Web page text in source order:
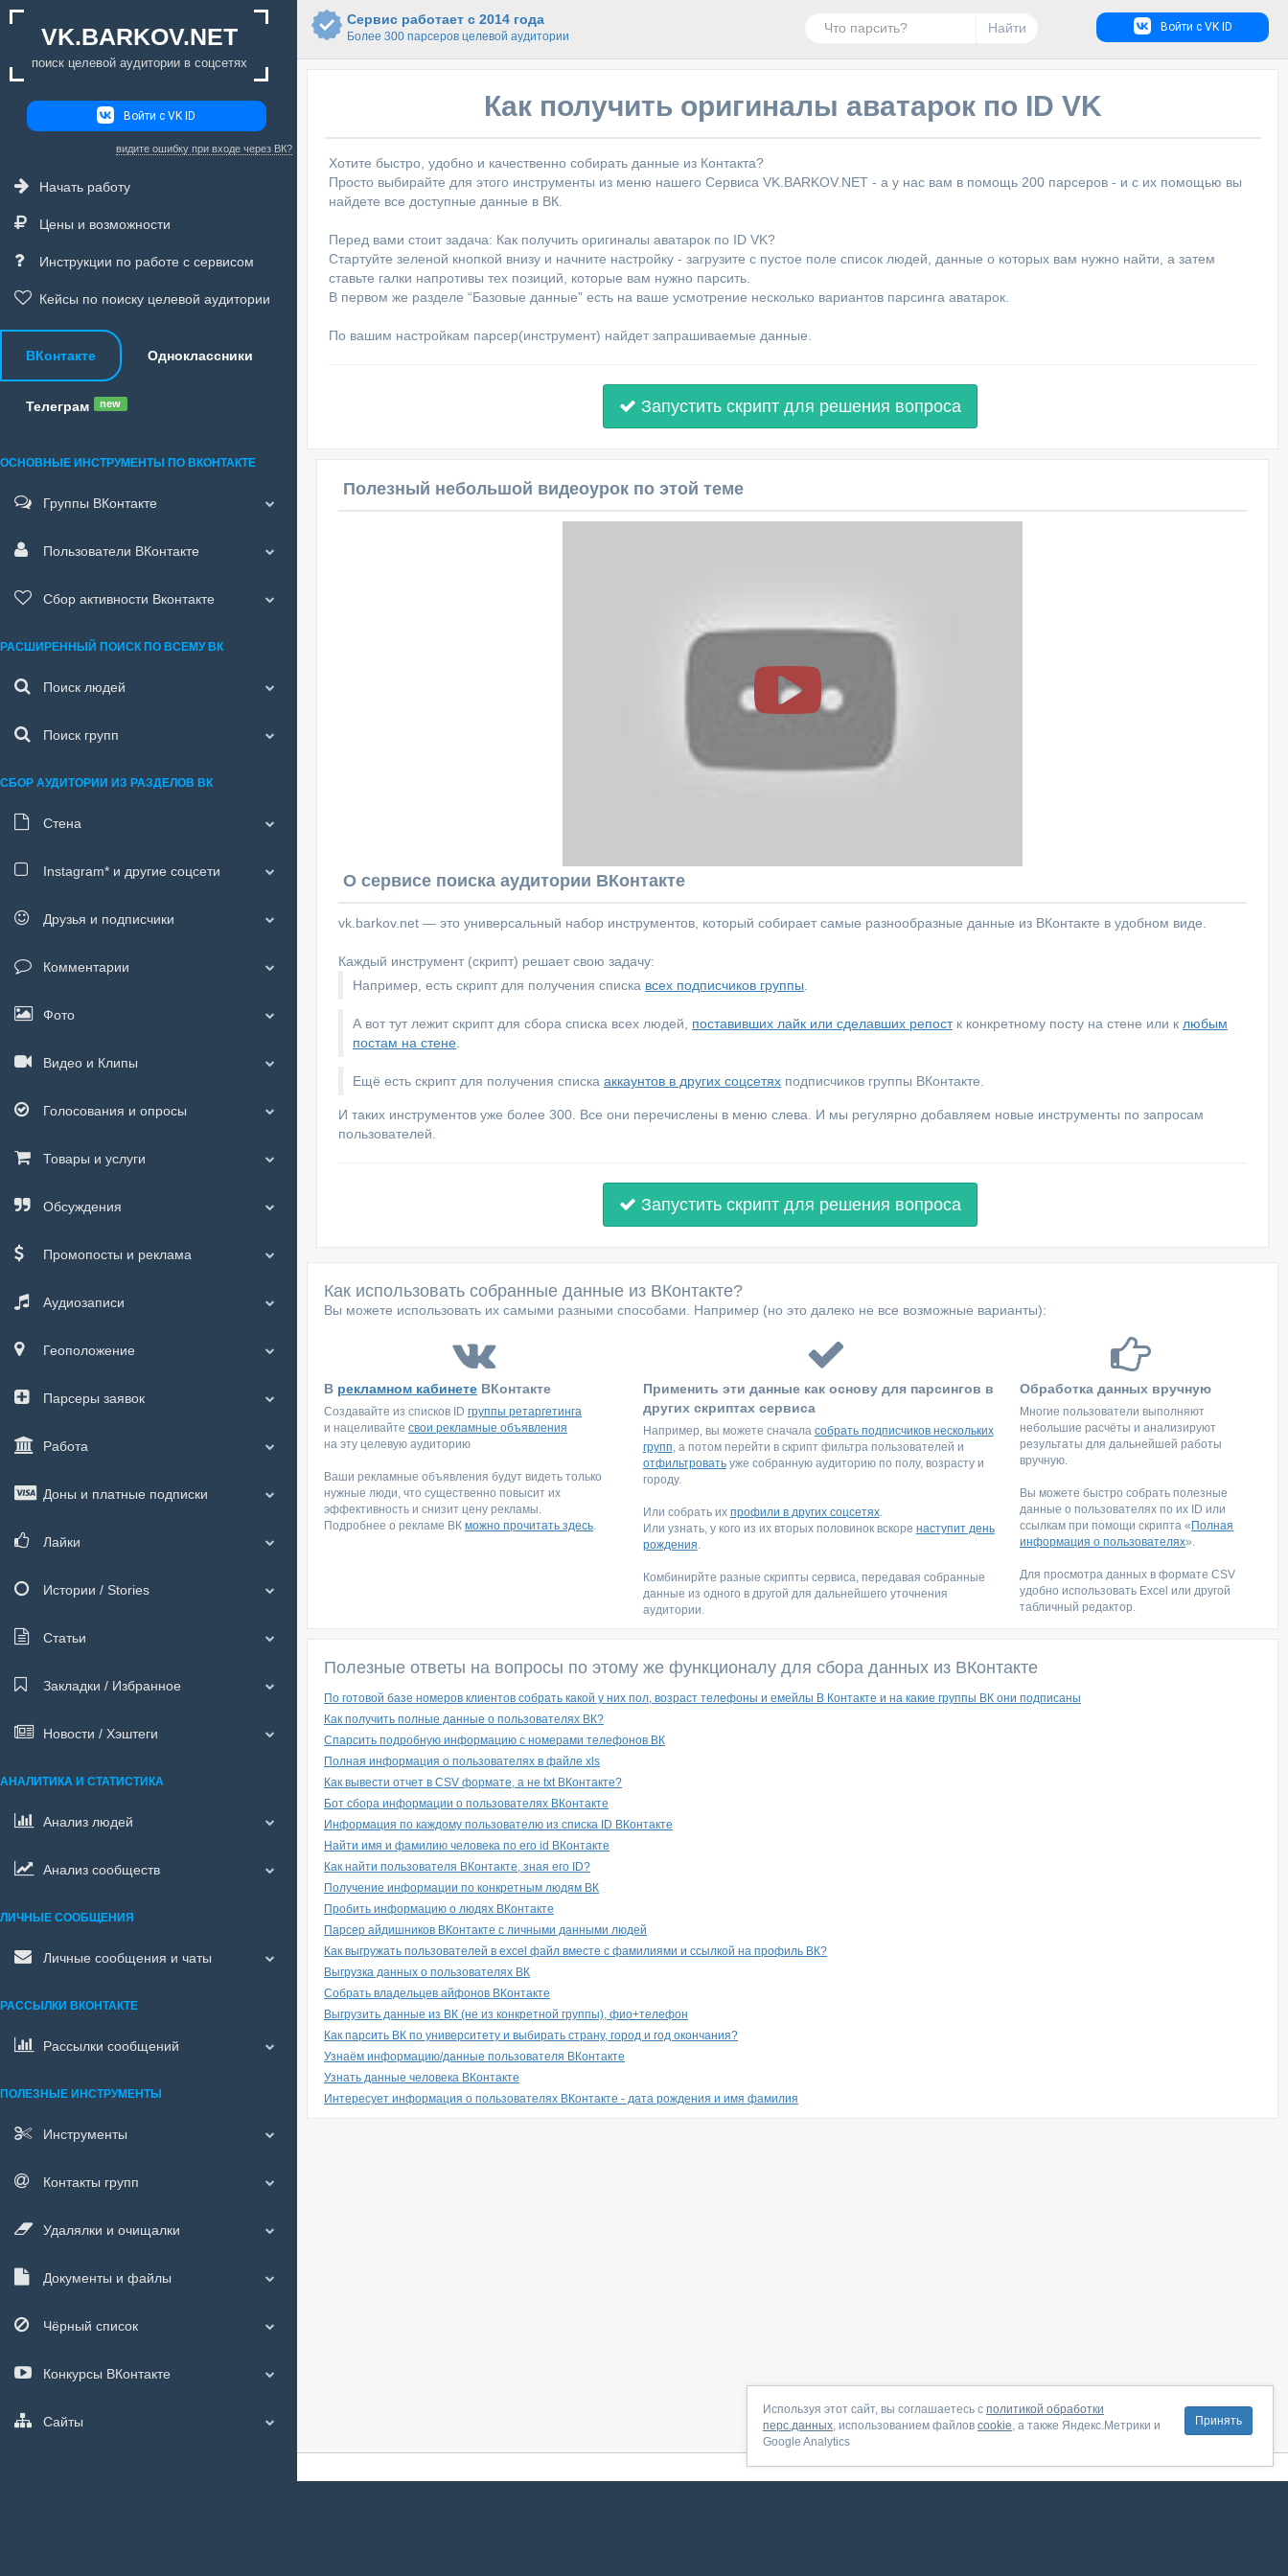
Сервис работает с 2014 года
Более 300 парсеров целевой аудитории
Войти с VK ID
Найти
Как получить оригиналы аватарок по ID VK
Хотите быстро, удобно и качественно собирать данные из Контакта?
Просто выбирайте для этого инструменты из меню нашего Сервиса VK.BARKOV.NET - а у нас вам в помощь 200 парсеров - и с их помощью вы
найдете все доступные данные в ВК.
Перед вами стоит задача: Как получить оригиналы аватарок по ID VK?
Стартуйте зеленой кнопкой внизу и начните настройку - загрузите с пустое поле список людей, данные о которых вам нужно найти, а затем
ставьте галки напротивы тех позиций, которые вам нужно парсить.
В первом же разделе “Базовые данные” есть на ваше усмотрение несколько вариантов парсинга аватарок.
По вашим настройкам парсер(инструмент) найдет запрашиваемые данные.
Запустить скрипт для решения вопроса
Полезный небольшой видеоурок по этой теме
О сервисе поиска аудитории ВКонтакте
vk.barkov.net — это универсальный набор инструментов, который собирает самые разнообразные данные из ВКонтакте в удобном виде.
Каждый инструмент (скрипт) решает свою задачу:
Например, есть скрипт для получения списка всех подписчиков группы
А вот тут лежит скрипт для сбора списка всех людей, поставивших лайк или сделавших репостк конкретному посту на стене или к любым
постам на стене
Ещё есть скрипт для получения списка аккаунтов в других соцсетях подписчиков группы ВКонтакте.
И таких инструментов уже более 300. Все они перечислены в меню слева. И мы регулярно добавляем новые инструменты по запросам
пользователей.
Запустить скрипт для решения вопроса
Как использовать собранные данные из ВКонтакте?
Вы можете использовать их самыми разными способами. Например (но это далеко не все возможные варианты):
В рекламном кабинете ВКонтакте
Создавайте из списков ID группы ретаргетинга
и нацеливайте свои рекламные объявления
на эту целевую аудиторию
Ваши рекламные объявления будут видеть только
нужные люди, что существенно повысит их
эффективность и снизит цену рекламы.
Подробнее о рекламе ВК можно прочитать здесь.
Применить эти данные как основу для парсингов в
других скриптах сервиса
Например, вы можете сначала собрать подписчиков нескольких
групп, а потом перейти в скрипт фильтра пользователей и
отфильтроватьуже собранную аудиторию по полу, возрасту и
городу.
Или собрать их профили в других соцсетях.
Или узнать, у кого из их вторых половинок вскоре наступит день
рождения.
Комбинирйте разные скрипты сервиса, передавая собранные
данные из одного в другой для дальнейшего уточнения
аудитории.
Обработка данных вручную
Многие пользователи выполняют
небольшие расчёты и анализируют
результаты для дальнейшей работы
вручную.
Вы можете быстро собрать полезные
данные о пользователях по их ID или
ссылкам при помощи скрипта « Полная
информация о пользователях».
Для просмотра данных в формате CSV
удобно использовать Excel или другой
табличный редактор.
Полезные ответы на вопросы по этому же функционалу для сбора данных из ВКонтакте
По готовой базе номеров клиентов собрать какой у них пол, возраст телефоны и емейлы В Контакте и на какие группы ВК они подписаны
Как получить полные данные о пользователях ВК?
Спарсить подробную информацию с номерами телефонов ВК
Полная информация о пользователях в файле xls
Как вывести отчет в CSV формате, а не txt ВКонтакте?
Бот сбора информации о пользователях ВКонтакте
Информация по каждому пользователю из списка ID ВКонтакте
Найти имя и фамилию человека по его id ВКонтакте
Как найти пользователя ВКонтакте, зная его ID?
Получение информации по конкретным людям ВК
Пробить информацию о людях ВКонтакте
Парсер айдишников ВКонтакте с личными данными людей
Как выгружать пользователей в excel файл вместе с фамилиями и ссылкой на профиль ВК?
Выгрузка данных о пользователях ВК
Собрать владельцев айфонов ВКонтакте
Выгрузить данные из ВК (не из конкретной группы), фио+телефон
Как парсить ВК по университету и выбирать страну, город и год окончания?
Узнаём информацию/данные пользователя ВКонтакте
Узнать данные человека ВКонтакте
Интересует информация о пользователях ВКонтакте - дата рождения и имя фамилия
VK.BARKOV.NET
поиск целевой аудитории в соцсетях
Войти с VK ID
видите ошибку при входе через ВК?
Начать работу
Цены и возможности
Инструкции по работе с сервисом
Кейсы по поиску целевой аудитории
ВКонтакте Одноклассники
Телеграм new
ОСНОВНЫЕ ИНСТРУМЕНТЫ ПО ВКОНТАКТЕ
Группы ВКонтакте
Пользователи ВКонтакте
Сбор активности Вконтакте
РАСШИРЕННЫЙ ПОИСК ПО ВСЕМУ ВК
Поиск людей
Поиск групп
СБОР АУДИТОРИИ ИЗ РАЗДЕЛОВ ВК
Стена
Instagram* и другие соцсети
Друзья и подписчики
Комментарии
Фото
Видео и Клипы
Голосования и опросы
Товары и услуги
Обсуждения
Промопосты и реклама
Аудиозаписи
Геоположение
Парсеры заявок
Работа
Доны и платные подписки
Лайки
Истории / Stories
Статьи
Закладки / Избранное
Новости / Хэштеги
АНАЛИТИКА И СТАТИСТИКА
Анализ людей
Анализ сообществ
ЛИЧНЫЕ СООБЩЕНИЯ
Личные сообщения и чаты
РАССЫЛКИ ВКОНТАКТЕ
Рассылки сообщений
ПОЛЕЗНЫЕ ИНСТРУМЕНТЫ
Инструменты
Контакты групп
Удалялки и очищалки
Документы и файлы
Чёрный список
Конкурсы ВКонтакте
Сайты Принять
Используя этот сайт, вы соглашаетесь с политикой обработки
перс.данных, использованием файлов cookie, а также Яндекс.Метрики и
Google Analytics